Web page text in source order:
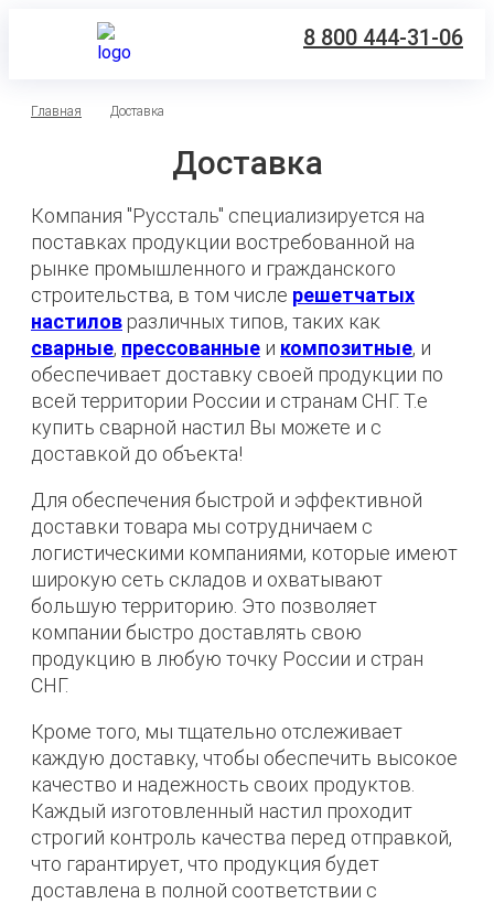
8 800 444-31-06
Главная Доставка
Доставка
Компания "Руссталь" специализируется на
поставках продукции востребованной на
рынке промышленного и гражданского
строительства, в том числе решетчатых
настилов различных типов, таких как
сварные, прессованные и композитные, и
обеспечивает доставку своей продукции по
всей территории России и странам СНГ. Т.е
купить сварной настил Вы можете и с
доставкой до объекта!
Для обеспечения быстрой и эффективной
доставки товара мы сотрудничаем с
логистическими компаниями, которые имеют
широкую сеть складов и охватывают
большую территорию. Это позволяет
компании быстро доставлять свою
продукцию в любую точку России и стран
СНГ.
Кроме того, мы тщательно отслеживает
каждую доставку, чтобы обеспечить высокое
качество и надежность своих продуктов.
Каждый изготовленный настил проходит
строгий контроль качества перед отправкой,
что гарантирует, что продукция будет
доставлена в полной соответствии с